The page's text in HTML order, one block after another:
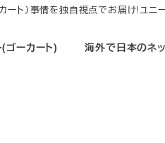
ト）事情を独自視点でお届け!ユニ
ゴーカート) 海外で日本のネ